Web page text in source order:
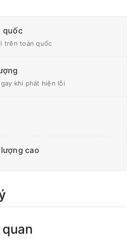
giá tốt nhất.
quốc
trên toàn quốc
khi phát hiện lỗi
cao